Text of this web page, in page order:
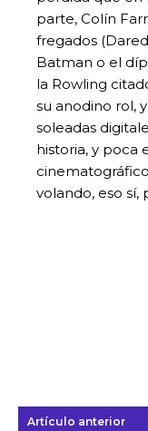
parte, Colín
fregados
Batman o el
la Rowling
su anodino rol,
soleadas
historia, y poca
volando, eso sí,
Artículo anterior